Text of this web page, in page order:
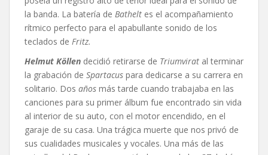
la banda. La batería de Bathelt es el acompañamiento
rítmico perfecto para el apabullante sonido de los
teclados de Fritz.
Helmut Köllen decidió retirarse de Triumvirat al terminar
la grabación de Spartacus para dedicarse a su carrera en
solitario. Dos años más tarde cuando trabajaba en las
canciones para su primer álbum fue encontrado sin vida
al interior de su auto, con el motor encendido, en el
garaje de su casa. Una trágica muerte que nos privó de
sus cualidades musicales y vocales. Una más de las